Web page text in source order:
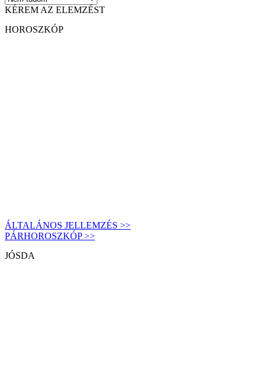
KÉREM AZ ELEMZÉST
HOROSZKÓP
ÁLTALÁNOS JELLEMZÉS >>
PÁRHOROSZKÓP >>
JÓSDA